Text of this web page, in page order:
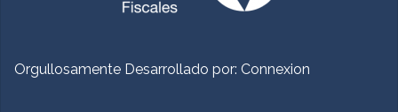
Orgullosamente Desarrollado por: Connexion